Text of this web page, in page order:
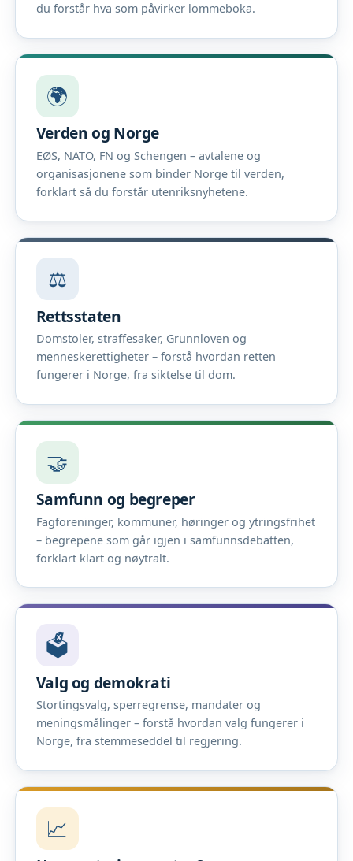
du forstår hva som påvirker lommeboka.
🌍
Verden og Norge
EØS, NATO, FN og Schengen – avtalene og
organisasjonene som binder Norge til verden,
forklart så du forstår utenriksnyhetene.
⚖️
Rettsstaten
Domstoler, straffesaker, Grunnloven og
menneskerettigheter – forstå hvordan retten
fungerer i Norge, fra siktelse til dom.
🤝
Samfunn og begreper
Fagforeninger, kommuner, høringer og ytringsfrihet
– begrepene som går igjen i samfunnsdebatten,
forklart klart og nøytralt.
🗳️
Valg og demokrati
Stortingsvalg, sperregrense, mandater og
meningsmålinger – forstå hvordan valg fungerer i
Norge, fra stemmeseddel til regjering.
📈